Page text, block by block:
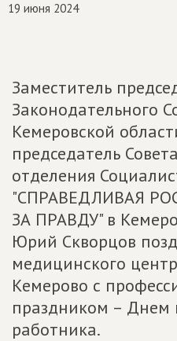
19 июня 2024
Заместитель
Законодательного
Кемеровской
председатель
отделения
"СПРАВЕДЛИВАЯ
ЗА ПРАВДУ" в
Юрий Скворцов
медицинского
Кемерово с
праздником – Днем
работника.